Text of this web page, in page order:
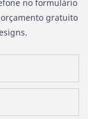
no formulário
gratuito